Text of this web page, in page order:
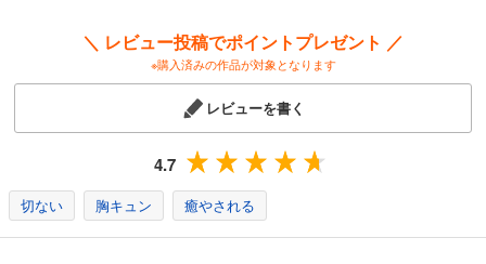
ひげを剃る。そして女子高生を拾う。 （１３）
836円 (税込)
あらすじを表示する
＼ レビュー投稿でポイントプレゼント ／
※購入済みの作品が対象となります
レビューを書く
4.7
切ない 胸キュン 癒やされる